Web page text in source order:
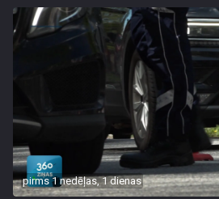
pirms 1 nedēļas, 1 dienas